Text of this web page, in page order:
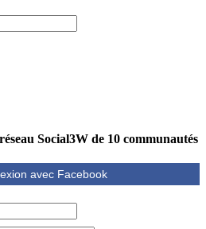
Social3W de 10 communautés